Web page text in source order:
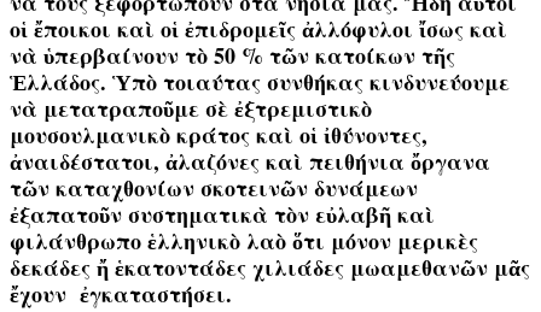
οἱ ἔποικοι καὶ οἱ ἐπιδρομεῖς ἀλλόφυλοι ἴσως καὶ
νὰ ὑπερβαίνουν τὸ 50 % τῶν κατοίκων τῆς
Ἑλλάδος. Ὑπὸ τοιαύτας συνθήκας κινδυνεύουμε
νὰ μετατραποῦμε σὲ ἐξτρεμιστικὸ
μουσουλμανικὸ κράτος καὶ οἱ ἰθύνοντες,
ἀναιδέστατοι, ἀλαζόνες καὶ πειθήνια ὄργανα
τῶν καταχθονίων σκοτεινῶν δυνάμεων
ἐξαπατοῦν συστηματικὰ τὸν εὐλαβῆ καὶ
φιλάνθρωπο ἑλληνικὸ λαὸ ὅτι μόνον μερικὲς
δεκάδες ἤ ἑκατοντάδες χιλιάδες μωαμεθανῶν μᾶς
ἔχουν ἐγκαταστήσει.